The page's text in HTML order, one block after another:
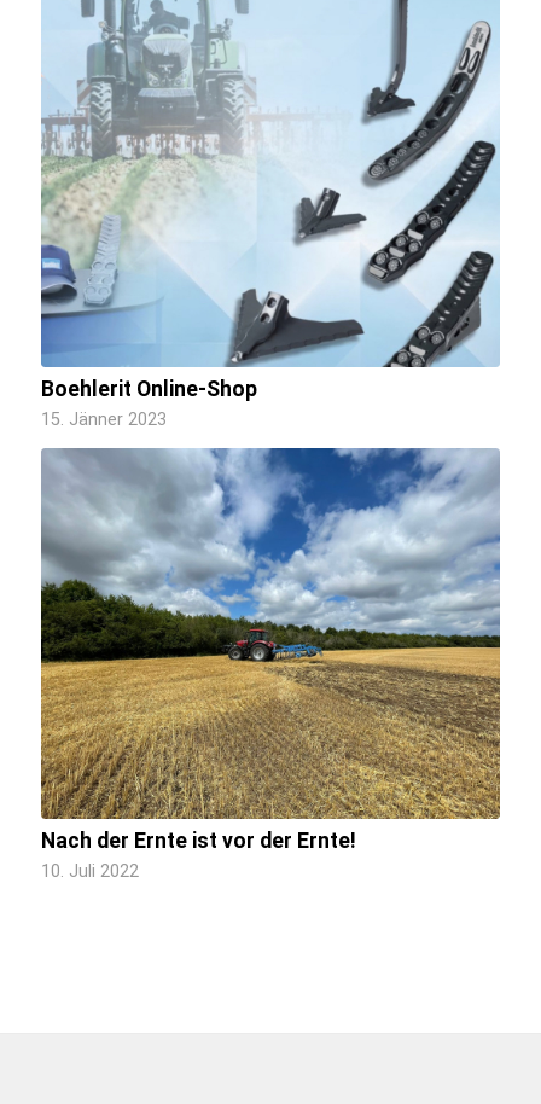
Boehlerit Online-Shop
15. Jänner 2023
Nach der Ernte ist vor der Ernte!
10. Juli 2022